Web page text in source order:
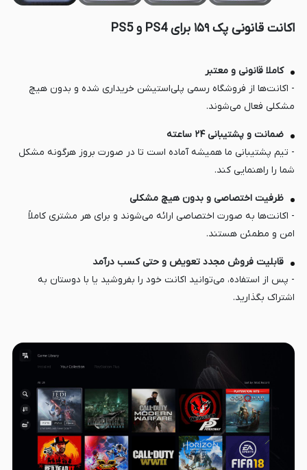
اکانت قانونی پک ۱۵۹ برای PS4 و PS5
کاملا قانونی و معتبر
- اکانت‌ها از فروشگاه رسمی پلی‌استیشن خریداری شده و بدون هیچ
مشکلی فعال می‌شوند.
ضمانت و پشتیبانی ۲۴ ساعته
- تیم پشتیبانی ما همیشه آماده است تا در صورت بروز هرگونه مشکل
شما را راهنمایی کند.
ظرفیت اختصاصی و بدون هیچ مشکلی
- اکانت‌ها به صورت اختصاصی ارائه می‌شوند و برای هر مشتری کاملاً
امن و مطمئن هستند.
قابلیت فروش مجدد تعویض و حتی کسب درآمد
- پس از استفاده، می‌توانید اکانت خود را بفروشید یا با دوستان به
اشتراک بگذارید.